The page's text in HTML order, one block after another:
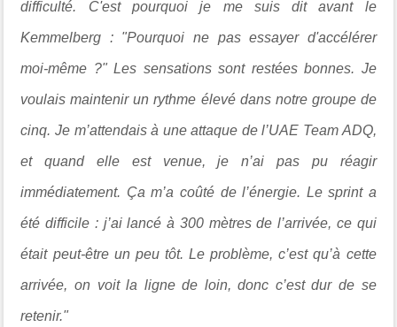
difficulté. C'est pourquoi je me suis dit avant le
Kemmelberg : "Pourquoi ne pas essayer d'accélérer
moi-même ?" Les sensations sont restées bonnes. Je
voulais maintenir un rythme élevé dans notre groupe de
cinq. Je m’attendais à une attaque de l’UAE Team ADQ,
et quand elle est venue, je n’ai pas pu réagir
immédiatement. Ça m’a coûté de l’énergie. Le sprint a
été difficile : j’ai lancé à 300 mètres de l’arrivée, ce qui
était peut-être un peu tôt. Le problème, c’est qu’à cette
arrivée, on voit la ligne de loin, donc c’est dur de se
retenir."